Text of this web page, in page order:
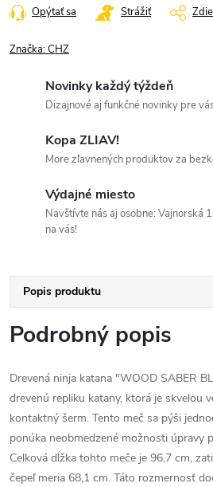
Opýtať sa Strážiť
Značka:CHZ
Novinky každý týždeň
Dizajnové aj funkčné novinky pre
Kopa ZLIAV!
More zľavnených produktov za
Výdajné miesto
Navštívte nás aj osobne: Vajnorská
na vás!
Popis produktu
Podrobný popis
Drevená ninja katana "WOOD SABER
drevenú repliku katany, ktorá je skvelou
kontaktný šerm. Tento meč sa pýši
ponúka neobmedzené možnosti úpravy
Celková dĺžka tohto meče je 96,7 cm,
čepeľ meria 68,1 cm. Táto rozmernosť